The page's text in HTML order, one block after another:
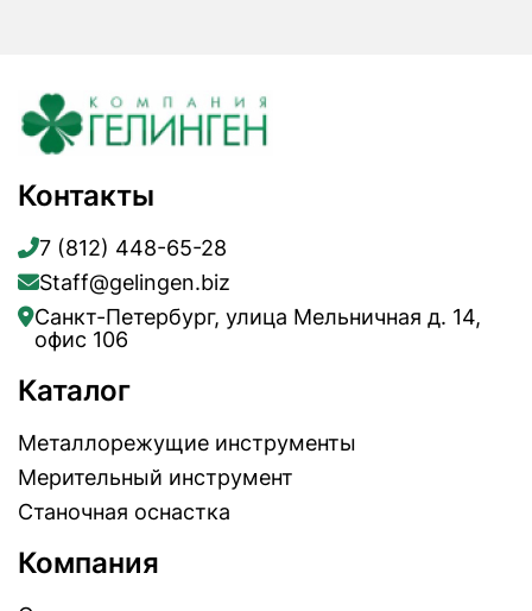
Контакты
7 (812) 448-65-28
Staff@gelingen.biz
Санкт-Петербург, улица Мельничная д. 14,
офис 106
Каталог
Металлорежущие инструменты
Мерительный инструмент
Станочная оснастка
Компания